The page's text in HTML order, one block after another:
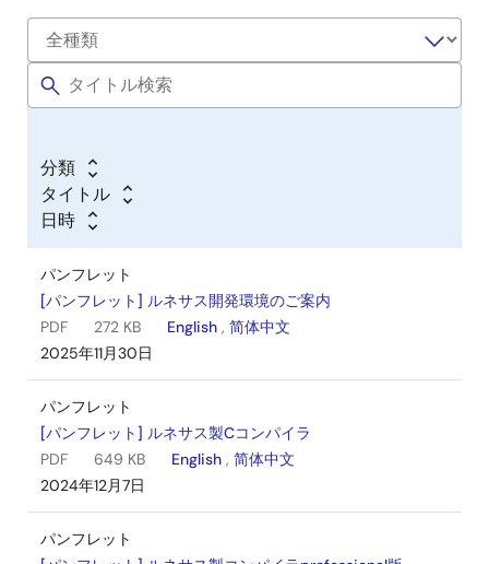
分類
タイトル
日時
パンフレット
[パンフレット] ルネサス開発環境のご案内
PDF
272 KB English , 简体中文
2025年11月30日
パンフレット
[パンフレット] ルネサス製Cコンパイラ
PDF
649 KB English , 简体中文
2024年12月7日
パンフレット